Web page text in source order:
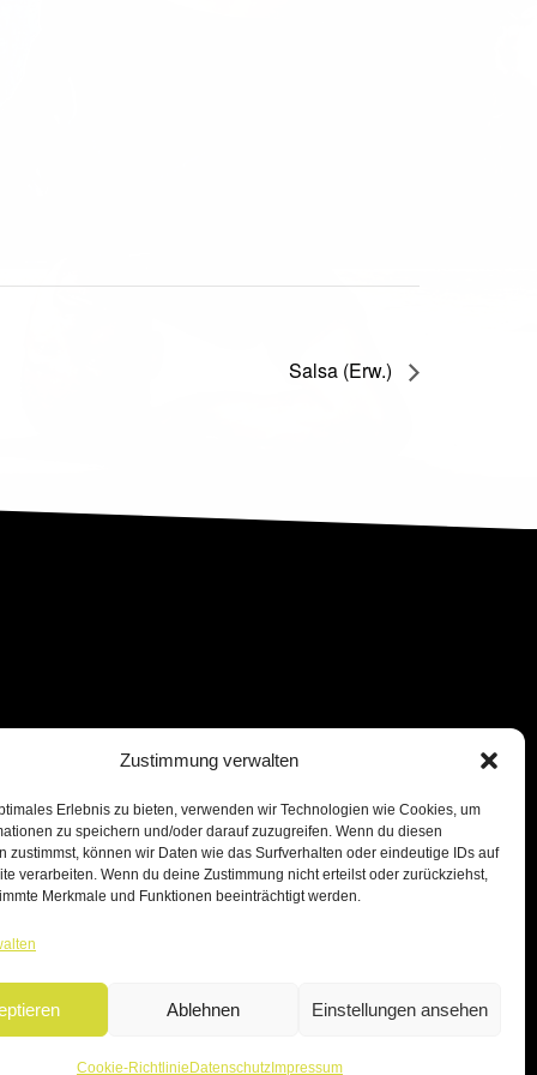
Zustimmung verwalten
Erlebnis zu bieten, verwenden wir Technologien wie Cookies, um
zu speichern und/oder darauf zuzugreifen. Wenn du diesen
zustimmst, können wir Daten wie das Surfverhalten oder eindeutige IDs auf
verarbeiten. Wenn du deine Zustimmung nicht erteilst oder zurückziehst,
Merkmale und Funktionen beeinträchtigt werden.
Ablehnen Einstellungen ansehen
Cookie-Richtlinie DatenschutzImpressum
Salsa (Erw.)